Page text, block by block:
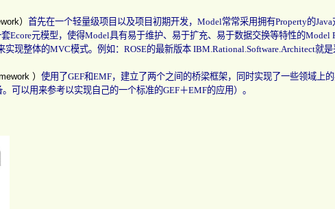
） 首先在一个轻量级项目以及项目初期开发， Model常常采用拥有Property的Java
Ecore元模型，使得Model具有易于维护、易于扩充、易于数据交换等特性的Model
实现整体的MVC模式。例如： ROSE的最新版本 IBM.Rational.Software.Architect就是
） 使用了GEF和EMF，建立了两个之间的桥梁框架，同时实现了一些领域上
。可以用来参考以实现自己的一个标准的GEF＋EMF的应用）。